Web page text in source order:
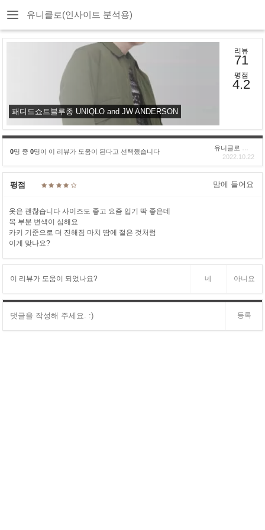
유니클로(인사이트 분석용)
패디드쇼트블루종 UNIQLO and JW ANDERSON
리뷰
71
평점
4.2
0명 중 0명이 이 리뷰가 도움이 된다고 선택했습니다
2022.10.22
평점 맘에 들어요
옷은 괜찮습니다 사이즈도 좋고 요즘 입기 딱 좋은데
목 부분 변색이 심해요
카키 기준으로 더 진해짐 마치 땀에 절은 것처럼
이게 맞나요?
이 리뷰가 도움이 되었나요? 네 아니요
등록